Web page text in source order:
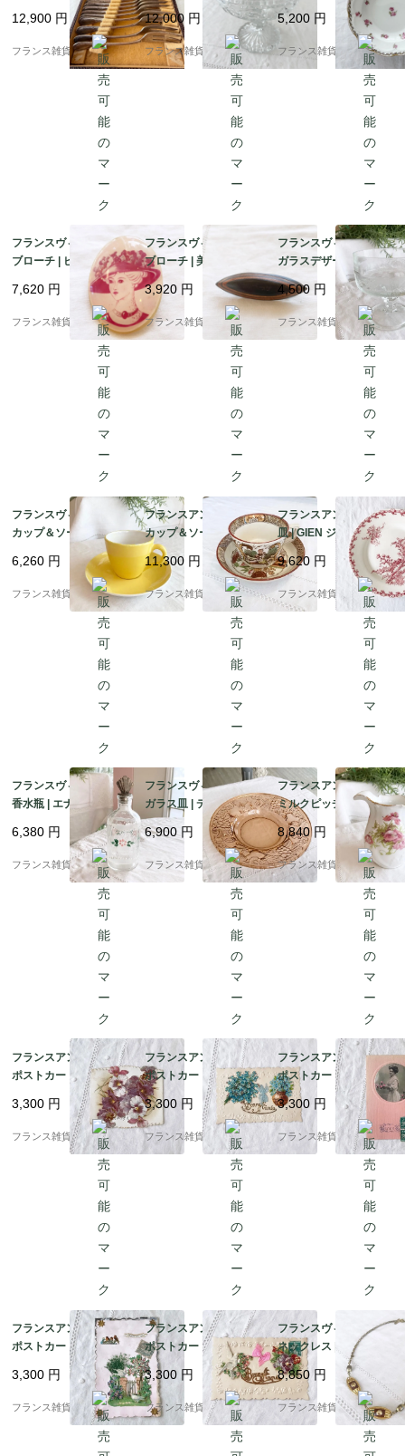
本セット｜フレンチエ
レガンス ロカイユ＆ア
カンサス模様 | 1900年
12,900 円
フランス雑貨chouchou
模様のプレスドガラス
が素敵 | 1900年代中頃
12,000 円
フランス雑貨chouchou
es」アビランド リモー
ジュ ピンク色の小花柄
磁器プレート | 1900年
5,200 円
フランス雑貨chouchou
フランスヴィンテージ
ブローチ | ピンク色の
帽子を被った貴婦人 レ
ジン製 | 1960-70年代
7,620 円
フランス雑貨chouchou
フランスヴィンテージ
ブローチ | 美しい木目
木の温もり 美しい曲線
| 1900年代中頃～後半
3,920 円
フランス雑貨chouchou
フランスヴィンテージ
ガラスデザート皿 | チ
ェリー柄 エンボス模様
フルーツ イタリア製 | 1
960－70年頃
4,500 円
フランス雑貨chouchou
フランスヴィンテージ
カップ＆ソーサー | ク
レイユ・モントロー
（Creil et Monterea
u）HBCM イエローカ
ラー ｜1935-50年頃 2
6,260 円
フランス雑貨chouchou
フランスアンティーク
カップ＆ソーサー | サ
ルグミンヌ窯 Sarregu
emines シノワズリ柄
コレクタブル | 19世紀
後半～20世紀初頭
11,300 円
フランス雑貨chouchou
フランスアンティーク
皿 | GIEN ジアン アザ
ミ柄（chardons) ディ
ナープレート | 1920年
前後 4
9,620 円
フランス雑貨chouchou
フランスヴィンテージ
香水瓶 | エナメル手描
き ピンク色 小花柄 パ
フュームボトル | 1900
年代半頃
6,380 円
フランス雑貨chouchou
フランスヴィンテージ
ガラス皿 | ディプレッ
ショングラス 大皿 コー
ラルピンクカラー | 195
0-60年代
6,900 円
フランス雑貨chouchou
フランスアンティーク
ミルクピッチャー | Lim
oges リモージュ 磁器
フリルとピンク色のポ
ピー 花柄 | 1900年代初
頭
8,840円
フランス雑貨chouchou
フランスアンティーク
ポストカード |スミレの
花 グリーティングカー
ド クラシカルなデザイ
ン ヴィクトリア朝後期
｜1890－1910年代
3,300 円
フランス雑貨chouchou
フランスアンティーク
ポストカード | 勿忘草
Bonne Annee エンボ
ス加工 美品｜1900年代
初頭
3,300 円
フランス雑貨chouchou
フランスアンティーク
ポストカード | ピンク
カラー モノクロポート
レート Bonne Annee
エンボス加工｜1900年
3,300 円
フランス雑貨chouchou
フランスアンティーク
ポストカード | Souveni
r d'amitié 白い鳩と可
憐な花々 コラージュ｜
1900年代初頭 (F009)
3,300 円
フランス雑貨chouchou
フランスアンティーク
ポストカード | 薔薇模
様のエンボス加工 シル
クリボン 白い鳩 Bonne
Annee エンボス加工｜
1900年代初頭 (A004)
3,300 円
フランス雑貨chouchou
フランスヴィンテージ
ネックレス | 【希少】
オレナ・パリ（OREN
A PARIS ）ブラウン×
ゴールドカラー シック
でエレガント |1900年
8,850円
フランス雑貨chouchou